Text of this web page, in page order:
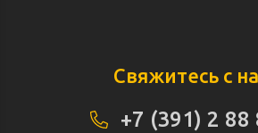
Свяжитесь с
+7 (391) 2 88